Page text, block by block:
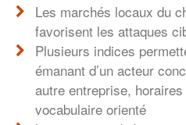
Les marchés locaux du
favorisent les attaques
Plusieurs indices
émanant d’un acteur
autre entreprise,
vocabulaire orienté